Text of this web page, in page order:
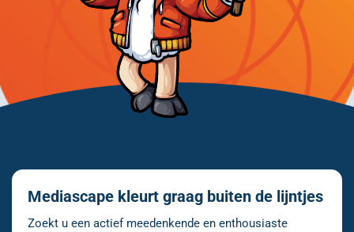
Mediascape kleurt graag buiten de lijntjes
Zoekt u een actief meedenkende en enthousiaste